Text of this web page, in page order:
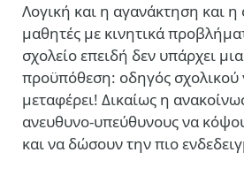
Λογική και η αγανάκτηση και
μαθητές με κινητικά
σχολείο επειδή δεν υπάρχει
προϋπόθεση: οδηγός σχολικού
μεταφέρει! Δικαίως η
ανευθυνο-υπεύθυνους να
και να δώσουν την πιο